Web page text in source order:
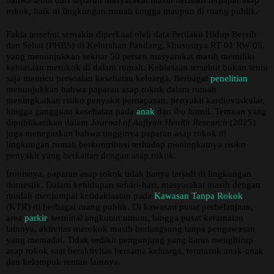
rokok, baik di lingkungan rumah tangga maupun di ruang publik.
Fakta tersebut semakin diperkuat oleh data Perilaku Hidup Bersih
dan Sehat (PHBS) di Kelurahan Pandang, khususnya RT 01 RW 05,
yang menunjukkan sekitar 50 persen masyarakat masih memiliki
kebiasaan merokok di dalam rumah. Kebiasaan tersebut bukan tentu
saja memicu persoalan kesehatan keluarga. Berbagai penelitian
menunjukkan bahwa paparan asap rokok dalam rumah
meningkatkan risiko penyakit pernapasan, penyakit kardiovaskular,
hingga gangguan kesehatan pada anak dan ibu hamil. Temuan yang
dipublikasikan dalam
Journal of Aafiyah Health Research (2025)
juga menegaskan bahwa tingginya paparan asap rokok di
lingkungan rumah berkontribusi terhadap meningkatnya risiko
penyakit yang berkaitan dengan asap rokok.
Ironisnya, paparan asap rokok tidak hanya terjadi di lingkungan
domestik. Dalam kehidupan sehari-hari, masyarakat masih dengan
mudah menjumpai ketidaktaatan pada Kawasan Tanpa Rokok
(KTR) di berbagai ruang publik. Di kawasan pusat perbelanjaan,
area parkir, terminal angkutan umum, hingga pusat keramaian
lainnya, aktivitas merokok masih berlangsung tanpa pengawasan
yang memadai. Tidak sedikit pengunjung yang harus menghirup
asap rokok saat beraktivitas bersama keluarga, termasuk anak-anak
dan kelompok rentan lainnya.